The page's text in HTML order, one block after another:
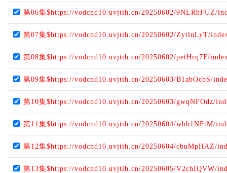
第06集$https://vodcnd10.uvjtih.cn/20250602/9NLRhFUZ/
第07集$https://vodcnd10.uvjtih.cn/20250602/ZytlnLyT/
第08集$https://vodcnd10.uvjtih.cn/20250602/petHrq7F/
第09集$https://vodcnd10.uvjtih.cn/20250603/B1abOcbS/
第10集$https://vodcnd10.uvjtih.cn/20250603/gwqNFOdz/
第11集$https://vodcnd10.uvjtih.cn/20250604/wbh1NFtM/
第12集$https://vodcnd10.uvjtih.cn/20250604/cbuMpHAZ/
第13集$https://vodcnd10.uvjtih.cn/20250605/V2chIQVW/